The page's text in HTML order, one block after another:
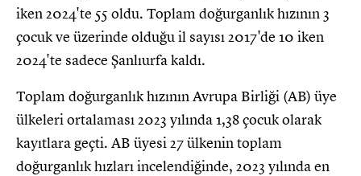
iken 2024'te 55 oldu. Toplam doğurganlık hızının 3
çocuk ve üzerinde olduğu il sayısı 2017'de 10 iken
2024'te sadece Şanlıurfa kaldı.
Toplam doğurganlık hızının Avrupa Birliği (AB) üye
ülkeleri ortalaması 2023 yılında 1,38 çocuk olarak
kayıtlara geçti. AB üyesi 27 ülkenin toplam
doğurganlık hızları incelendiğinde, 2023 yılında en